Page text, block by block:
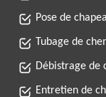
Pose de
Tubage de
Débistrage de
Entretien de